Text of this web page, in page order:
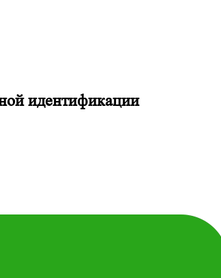
идентификации